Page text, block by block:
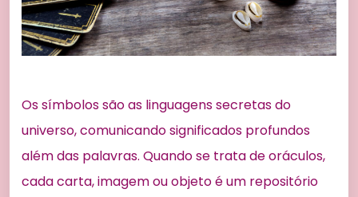
Os símbolos são as linguagens secretas do
universo, comunicando significados profundos
além das palavras. Quando se trata de oráculos,
cada carta, imagem ou objeto é um repositório